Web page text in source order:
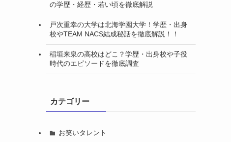
の学歴・経歴・若い頃を徹底解説
戸次重幸の大学は北海学園大学！学歴・出身
校やTEAM NACS結成秘話を徹底解説！！
稲垣来泉の高校はどこ？学歴・出身校や子役
時代のエピソードを徹底調査
カテゴリー
お笑いタレント